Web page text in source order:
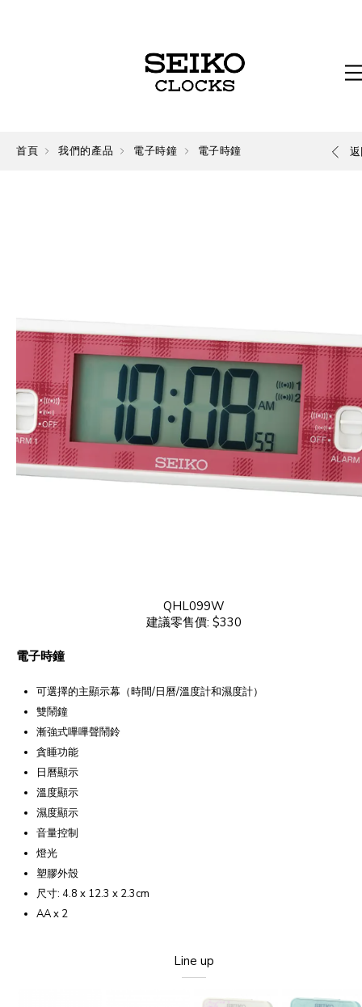
首頁 我們的產品 電子時鐘 電子時鐘
QHL099W
建議零售價: $330
電子時鐘
可選擇的主顯示幕（時間/日曆/溫度計和濕度計）
雙鬧鐘
漸強式嗶嗶聲鬧鈴
貪睡功能
日曆顯示
溫度顯示
濕度顯示
音量控制
燈光
塑膠外殼
尺寸: 4.8 x 12.3 x 2.3cm
AA x 2
Line up